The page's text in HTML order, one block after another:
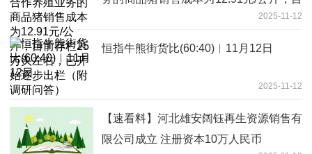
前存栏25万头左右，已开始逐步出栏
（附调研问答）
2025-11-12
恒指牛熊街货比(60:40)︱11月12日
2025-11-12
【速看料】河北雄安阔钰再生资源销售有
限公司成立 注册资本10万人民币